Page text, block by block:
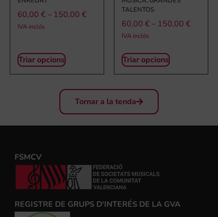
60,00 € – 150,00 €
IVA inclós
Triar opcions
TALENTOS
60,00 € – 150,00 €
IVA inclós
Triar opcions
Tornar a la tenda
FSMCV
REGISTRE DE GRUPS D'INTERÉS DE LA GVA